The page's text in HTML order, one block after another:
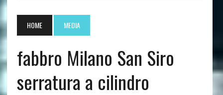
HOME MEDIA
fabbro Milano San Siro
serratura a cilindro